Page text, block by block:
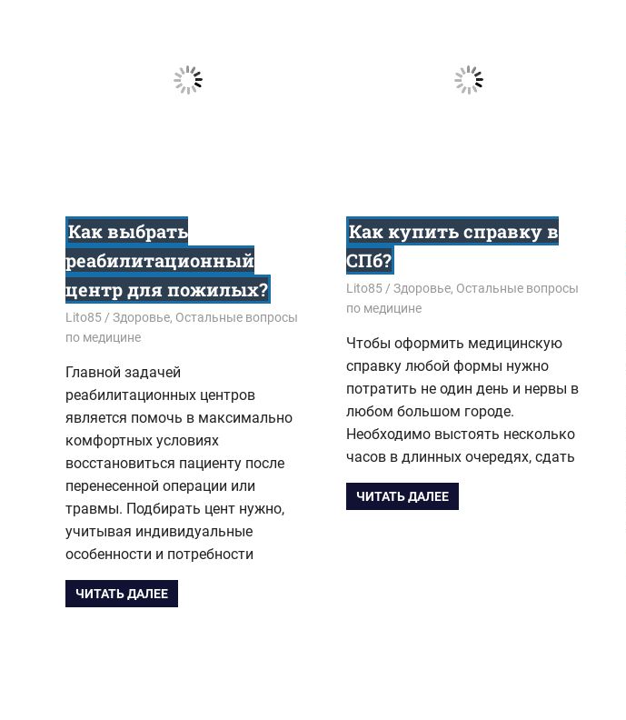
Как выбрать
реабилитационный
центр для пожилых?
06.03.2018
Lito85 Здоровье, Остальные вопросы
по медицине
Главной задачей
реабилитационных центров
является помочь в максимально
комфортных условиях
восстановиться пациенту после
перенесенной операции или
травмы. Подбирать цент нужно,
учитывая индивидуальные
особенности и потребности
ЧИТАТЬ ДАЛЕЕ
Как купить справку в
СПб?
10.01.2018
Lito85 Здоровье, Остальные вопросы
по медицине
Чтобы оформить медицинскую
справку любой формы нужно
потратить не один день и нервы в
любом большом городе.
Необходимо выстоять несколько
часов в длинных очередях, сдать
ЧИТАТЬ ДАЛЕЕ